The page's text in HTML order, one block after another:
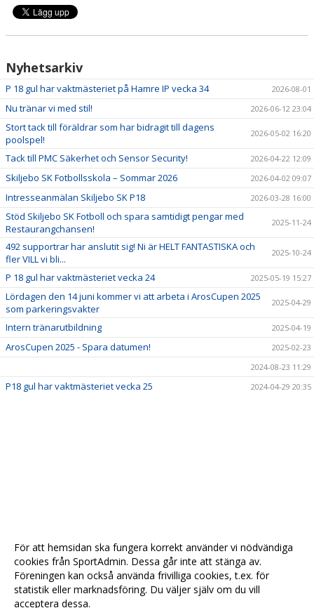
Nyhetsarkiv
P 18 gul har vaktmästeriet på Hamre IP vecka 34 2026-08-01
Nu tränar vi med stil! 2026-06-12 23:04
Stort tack till föräldrar som har bidragit till dagens
poolspel!
2026-05-02 16:20
Tack till PMC Säkerhet och Sensor Security! 2026-04-22 12:09
Skiljebo SK Fotbollsskola – Sommar 2026 2026-04-02 09:07
Intresseanmälan Skiljebo SK P18 2026-03-28 16:00
Stöd Skiljebo SK Fotboll och spara samtidigt pengar med
Restaurangchansen!
2025-11-24
492 supportrar har anslutit sig! Ni är HELT FANTASTISKA och
fler VILL vi bli...
2025-10-24
P 18 gul har vaktmästeriet vecka 24 2025-05-19 15:27
Lördagen den 14 juni kommer vi att arbeta i ArosCupen 2025
som parkeringsvakter
2025-04-29
Intern tränarutbildning 2025-04-19
ArosCupen 2025 - Spara datumen!
2025-02-23
2024-08-23 11:29
P18 gul har vaktmästeriet vecka 25 2024-04-29 20:35
För att hemsidan ska fungera korrekt använder vi nödvändiga
cookies från SportAdmin. Dessa går inte att stänga av.
Föreningen kan också använda frivilliga cookies, t.ex. för
statistik eller marknadsföring. Du väljer själv om du vill
acceptera dessa.